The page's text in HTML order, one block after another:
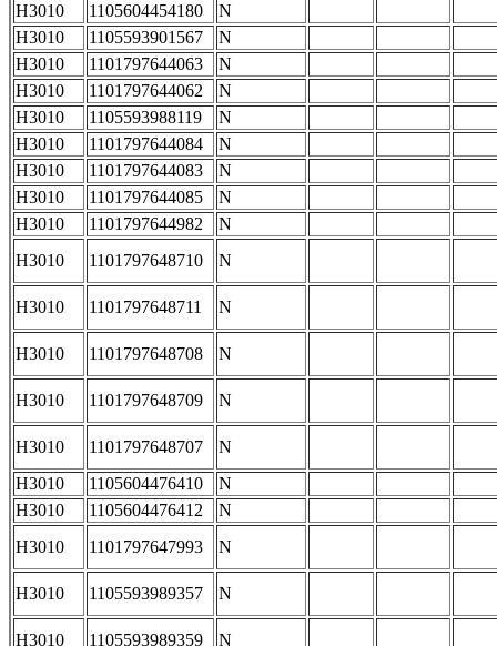
H3010
1105604454180
N
H3010
1105593901567
N
H3010
1101797644063
N
H3010
1101797644062
N
H3010
1105593988119
N
H3010
1101797644084
N
H3010
1101797644083
N
H3010
1101797644085
N
H3010
1101797644982
N
H3010
1101797648710 N
H3010 1101797648711 N
H3010 1101797648708 N
H3010 1101797648709 N
H3010 1101797648707
N
H3010
1105604476410
N
H3010
1105604476412
N
H3010
1101797647993 N
H3010 1105593989357 N
H3010 1105593989359 N